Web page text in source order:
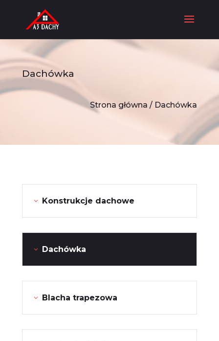
Dachówka
Strona główna / Dachówka
Konstrukcje dachowe
Dachówka
Blacha trapezowa